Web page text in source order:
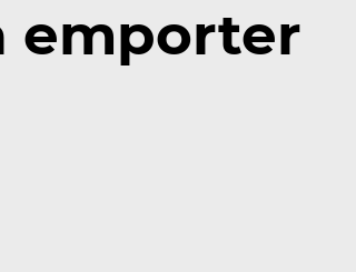
emporter